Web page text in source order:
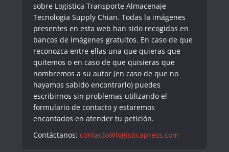
sobre Logistica Transporte Almacenaje
Tecnologia Supply Chian. Todas la imágenes
presentes en esta web han sido recogidas en
bancos de imágenes gratuitos. En caso de que
reconozca entre ellas una que quieras que
quitemos o en caso de que quisieras que
nombremos a su autor (en caso de que no
hayamos sabido encontrarlo) puedes
escribirnos sin problemas utilizando el
formulario de contacto y estaremos
encantados en atender tu petición.
Contáctanos: contacto@logisticapress.com